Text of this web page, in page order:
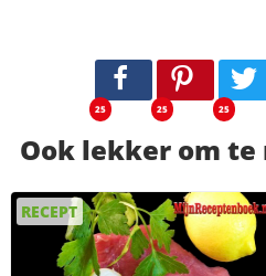
25 25 25
Ook lekker om te
RECEPT